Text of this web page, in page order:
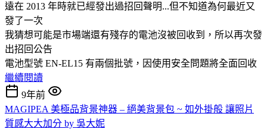
遠在 2013 年時就已經發出過招回聲明...但不知道為何最近又
發了一次
我猜想可能是市場端還有殘存的電池沒被回收到，所以再次發
出招回公告
電池型號 EN-EL15 有兩個批號，因使用安全問題將全面回收
繼續閱讀
9年前
MAGIPEA 美極品背景神器 – 絕美背景包 ~ 如外掛般 讓照片
質感大大加分 by 吳大妮